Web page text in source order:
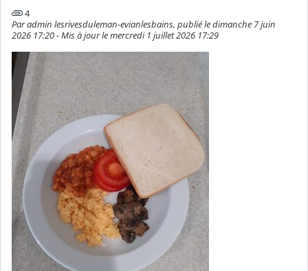
4
Par admin lesrivesduleman-evianlesbains, publié le dimanche 7 juin
2026 17:20 - Mis à jour le mercredi 1 juillet 2026 17:29